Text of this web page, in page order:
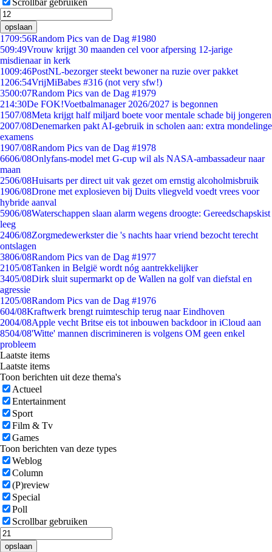
Scrollbar gebruiken
opslaan
1709:56Random Pics van de Dag #1980
509:49Vrouw krijgt 30 maanden cel voor afpersing 12-jarige
misdienaar in kerk
1009:46PostNL-bezorger steekt bewoner na ruzie over pakket
1206:54VrijMiBabes #316 (not very sfw!)
3500:07Random Pics van de Dag #1979
214:30De FOK!Voetbalmanager 2026/2027 is begonnen
1507/08Meta krijgt half miljard boete voor mentale schade bij jongeren
2007/08Denemarken pakt AI-gebruik in scholen aan: extra mondelinge
examens
1907/08Random Pics van de Dag #1978
6606/08Onlyfans-model met G-cup wil als NASA-ambassadeur naar
maan
2506/08Huisarts per direct uit vak gezet om ernstig alcoholmisbruik
1906/08Drone met explosieven bij Duits vliegveld voedt vrees voor
hybride aanval
5906/08Waterschappen slaan alarm wegens droogte: Gereedschapskist
leeg
2406/08Zorgmedewerkster die 's nachts haar vriend bezocht terecht
ontslagen
3806/08Random Pics van de Dag #1977
2105/08Tanken in België wordt nóg aantrekkelijker
3405/08Dirk sluit supermarkt op de Wallen na golf van diefstal en
agressie
1205/08Random Pics van de Dag #1976
604/08Kraftwerk brengt ruimteschip terug naar Eindhoven
2004/08Apple vecht Britse eis tot inbouwen backdoor in iCloud aan
8504/08'Witte' mannen discrimineren is volgens OM geen enkel
probleem
Laatste items
Laatste items
Toon berichten uit deze thema's
Actueel
Entertainment
Sport
Film & Tv
Games
Toon berichten van deze types
Weblog
Column
(P)review
Special
Poll
Scrollbar gebruiken
opslaan